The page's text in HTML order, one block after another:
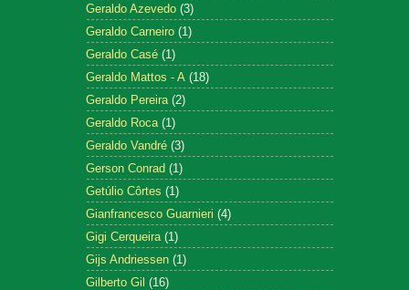
Geraldo Azevedo (3)
Geraldo Carneiro (1)
Geraldo Casé (1)
Geraldo Mattos - A (18)
Geraldo Pereira (2)
Geraldo Roca (1)
Geraldo Vandré (3)
Gerson Conrad (1)
Getúlio Côrtes (1)
Gianfrancesco Guarnieri (4)
Gigi Cerqueira (1)
Gijs Andriessen (1)
Gilberto Gil (16)